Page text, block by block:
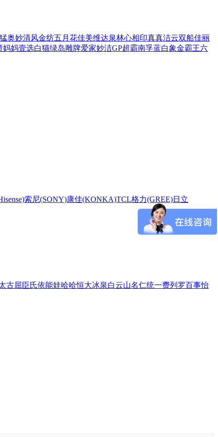
奥妙清风金纺五月花佳美维达泉林心相印真真洁云双船佳丽
妈妈壹选白猫绿岛雕牌爱家妙洁GP超霸南孚蓝白象金霸王六
索尼(SONY)康佳(KONKA)TCL格力(GREE)日立
古屈臣氏依能娃哈哈恒大冰泉白云山名仁统一费列罗百事怡